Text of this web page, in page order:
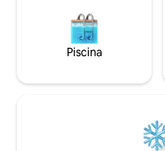
Piscina